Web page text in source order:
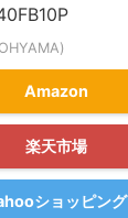
Amazon
楽天市場
ショッピング